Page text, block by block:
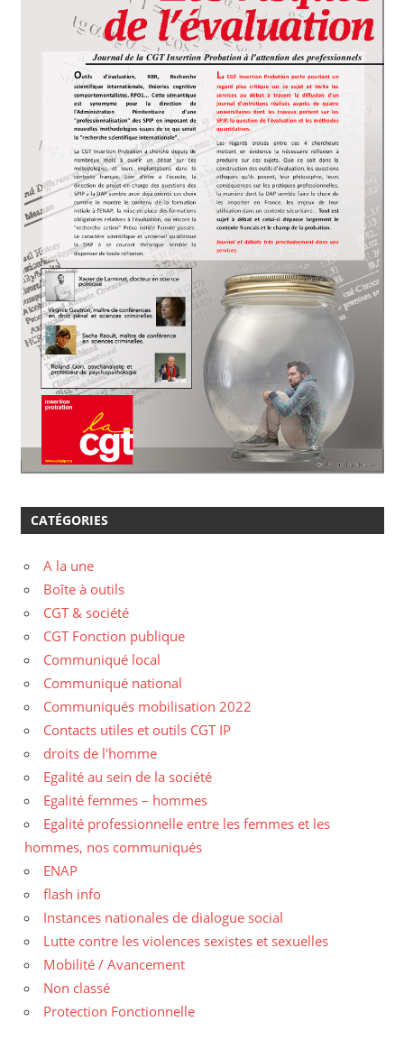
CATÉGORIES
A la une
Boîte à outils
CGT & société
CGT Fonction publique
Communiqué local
Communiqué national
Communiqués mobilisation 2022
Contacts utiles et outils CGT IP
droits de l'homme
Egalité au sein de la société
Egalité femmes – hommes
Egalité professionnelle entre les femmes et les
hommes, nos communiqués
ENAP
flash info
Instances nationales de dialogue social
Lutte contre les violences sexistes et sexuelles
Mobilité / Avancement
Non classé
Protection Fonctionnelle